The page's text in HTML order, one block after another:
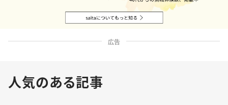
広告
人気のある記事